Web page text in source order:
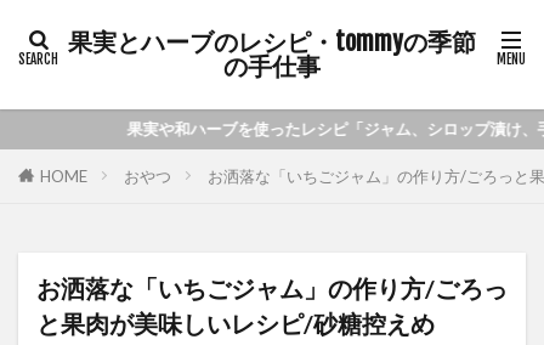
果実とハーブのレシピ・tommyの季節
の手仕事
ピ「ジャム、シロップ漬け、手作り化粧水など」季節の手仕事をご紹介
HOME おやつ お洒落な「いちごジャム」の作り方/ごろっと
お洒落な「いちごジャム」の作り方/ごろっ
と果肉が美味しいレシピ/砂糖控えめ